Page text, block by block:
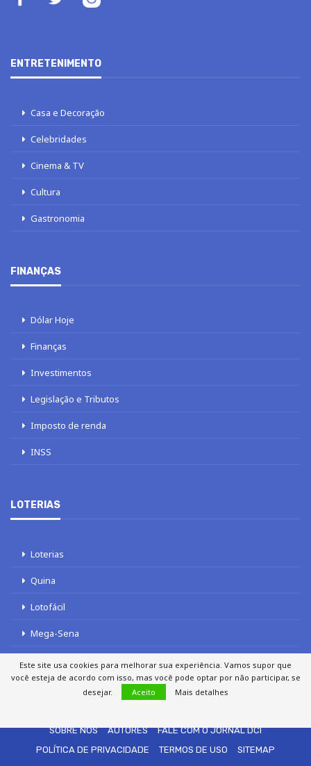
ENTRETENIMENTO
Casa e Decoração
Celebridades
Cinema & TV
Cultura
Gastronomia
FINANÇAS
Dólar Hoje
Finanças
Investimentos
Legislação e Tributos
Imposto de renda
INSS
LOTERIAS
Loterias
Quina
Lotofácil
Mega-Sena
Tele sena
SOBRE NÓS AUTORES
FALE COM O JORNAL DCI
POLÍTICA DE PRIVACIDADE
TERMOS DE USO SITEMAP
Este site usa cookies para melhorar sua experiência. Vamos supor que
você esteja de acordo com isso, mas você pode optar por não participar, se
desejar.
Aceito Mais detalhes